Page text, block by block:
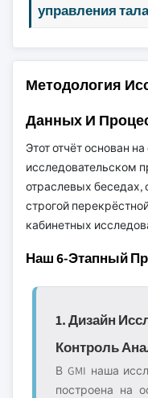
управления
Методология
Данных И
Этот отчёт основан
исследовательском
отраслевых
строгой
кабинетных
Наш 6-Этапный
1. Дизайн
Контроль
В GMI наша
построена на